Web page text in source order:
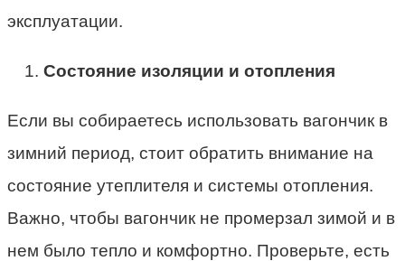
эксплуатации.
Состояние изоляции и отопления
Если вы собираетесь использовать вагончик в
зимний период, стоит обратить внимание на
состояние утеплителя и системы отопления.
Важно, чтобы вагончик не промерзал зимой и в
нем было тепло и комфортно. Проверьте, есть